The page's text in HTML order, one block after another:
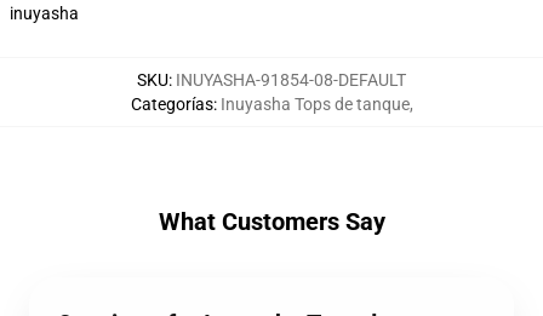
inuyasha
SKU: INUYASHA-91854-08-DEFAULT
Categorías: Inuyasha Tops de tanque,
What Customers Say